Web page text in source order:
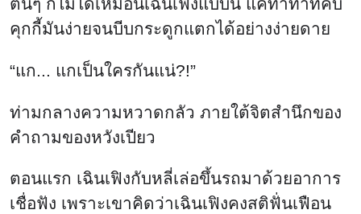
คุกกี้มันง่ายจนบีบกระดูกแตกได้อย่างง่ายดาย
“แก... แกเป็นใครกันแน่?!”
ท่ามกลางความหวาดกลัว ภายใต้จิตสำนึกของ
คำถามของหวังเปียว
ตอนแรก เฉินเฟิงกับหลี่เล่อขึ้นรถมาด้วยอาการ
เชื่อฟัง เพราะเขาคิดว่าเฉินเฟิงคงสติฟั่นเฟือน